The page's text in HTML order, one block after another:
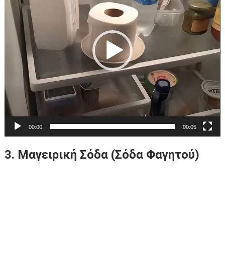
00:00 00:05
3. Μαγειρική Σόδα (Σόδα Φαγητού)